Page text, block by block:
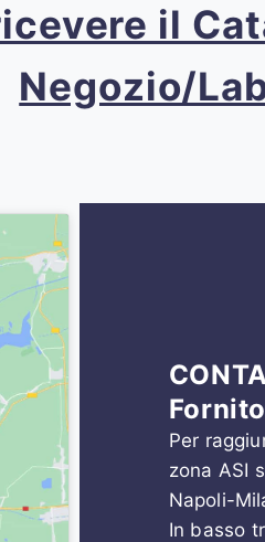
il
Negozio/
Per
zona ASI
Napoli-
In basso